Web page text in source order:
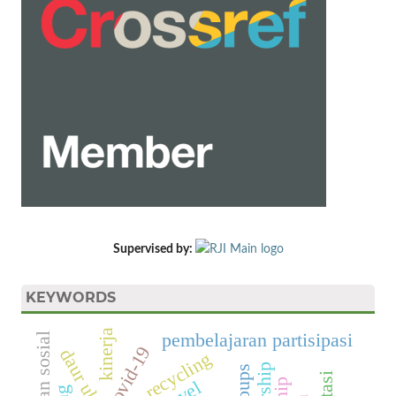
Supervised by:
KEYWORDS
recycling
pembelajaran partisipasi
covid-19
kinerja